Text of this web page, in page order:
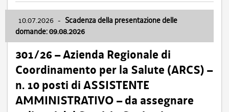
10.07.2026 - Scadenza della presentazione delle
domande: 09.08.2026
301/26 – Azienda Regionale di
Coordinamento per la Salute (ARCS) –
n. 10 posti di ASSISTENTE
AMMINISTRATIVO – da assegnare